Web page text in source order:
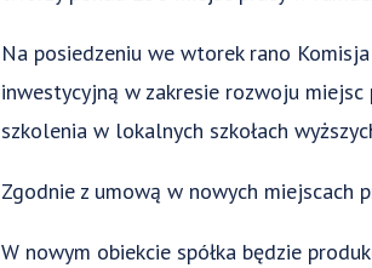
Na posiedzeniu we wtorek rano
inwestycyjną w zakresie rozwoju
szkolenia w lokalnych szkołach
Zgodnie z umową w nowych miejscach
W nowym obiekcie spółka będzie